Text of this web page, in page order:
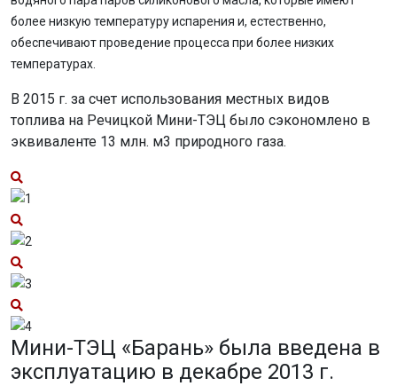
более низкую температуру испарения и, естественно,
обеспечивают проведение процесса при более низких
температурах.
В 2015 г. за счет использования местных видов
топлива на Речицкой Мини-ТЭЦ было сэкономлено в
эквиваленте 13 млн. м3 природного газа.
Мини-ТЭЦ «Барань» была введена в
эксплуатацию в декабре 2013 г.